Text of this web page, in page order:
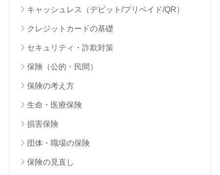
キャッシュレス（デビット/プリペイド/QR）
クレジットカードの基礎
セキュリティ・詐欺対策
保険（公的・民間）
保険の考え方
生命・医療保険
損害保険
団体・職場の保険
保険の見直し